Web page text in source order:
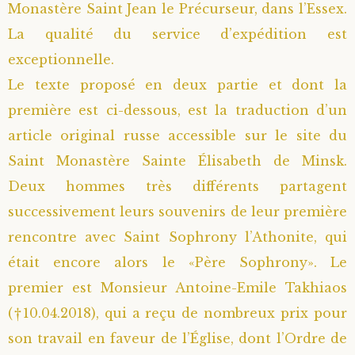
Monastère Saint Jean le Précurseur, dans l’Essex.
La qualité du service d’expédition est
exceptionnelle.
Le texte proposé en deux partie et dont la
première est ci-dessous, est la traduction d’un
article original russe accessible sur le site du
Saint Monastère Sainte Élisabeth de Minsk.
Deux hommes très différents partagent
successivement leurs souvenirs de leur première
rencontre avec Saint Sophrony l’Athonite, qui
était encore alors le «Père Sophrony». Le
premier est Monsieur Antoine-Emile Takhiaos
(†10.04.2018), qui a reçu de nombreux prix pour
son travail en faveur de l’Église, dont l’Ordre de